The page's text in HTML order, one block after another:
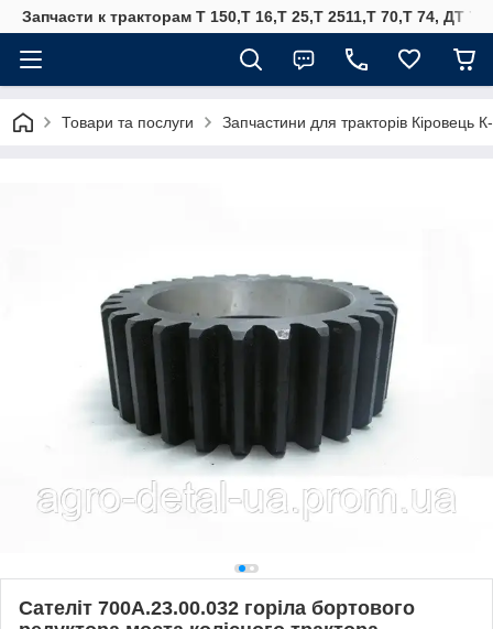
Запчасти к тракторам Т 150,Т 16,Т 25,Т 2511,Т 70,Т 74, ДТ
Товари та послуги Запчастини для тракторів Кіровець
Сателіт 700А.23.00.032 горіла бортового